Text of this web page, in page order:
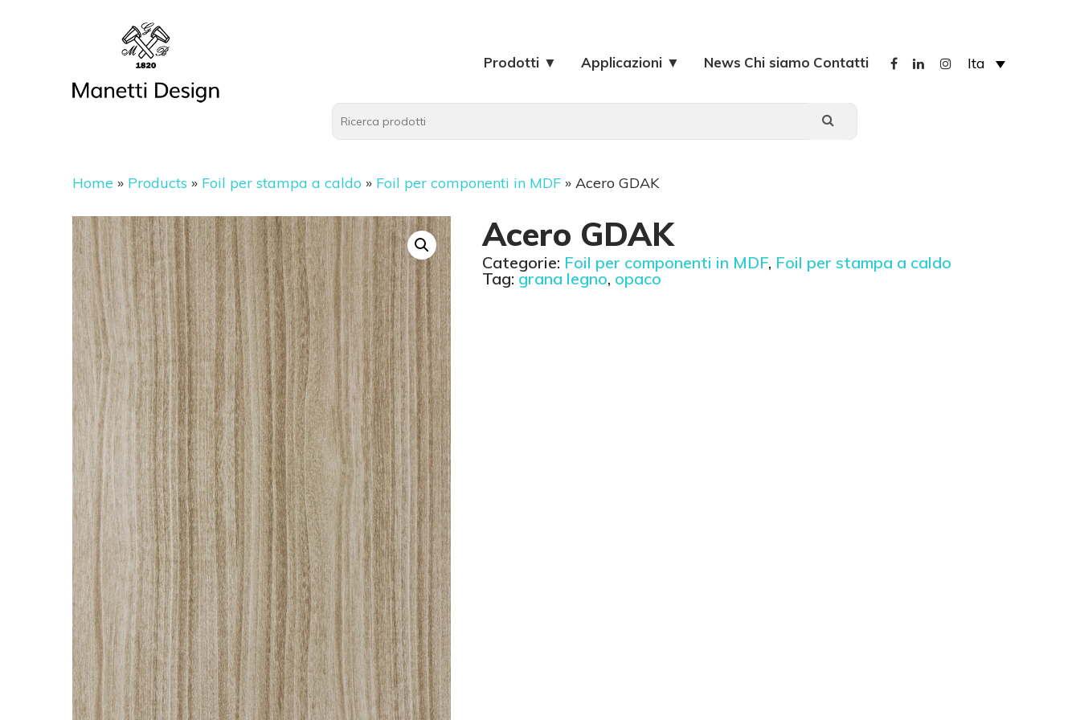
Ita
Prodotti ▼ Applicazioni ▼ News Chi siamo Contatti
Home » Products » Foil per stampa a caldo » Foil per componenti in MDF » Acero GDAK
Acero GDAK
Categorie: Foil per componenti in MDF, Foil per stampa a caldo
Tag: grana legno, opaco